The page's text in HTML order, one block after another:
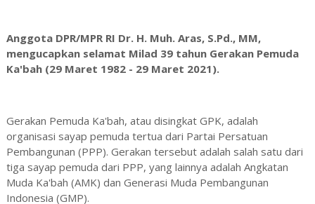
Anggota DPR/MPR RI Dr. H. Muh. Aras, S.Pd., MM,
mengucapkan selamat Milad 39 tahun Gerakan Pemuda
Ka'bah (29 Maret 1982 - 29 Maret 2021).
Gerakan Pemuda Ka'bah, atau disingkat GPK, adalah
organisasi sayap pemuda tertua dari Partai Persatuan
Pembangunan (PPP). Gerakan tersebut adalah salah satu dari
tiga sayap pemuda dari PPP, yang lainnya adalah Angkatan
Muda Ka'bah (AMK) dan Generasi Muda Pembangunan
Indonesia (GMP).